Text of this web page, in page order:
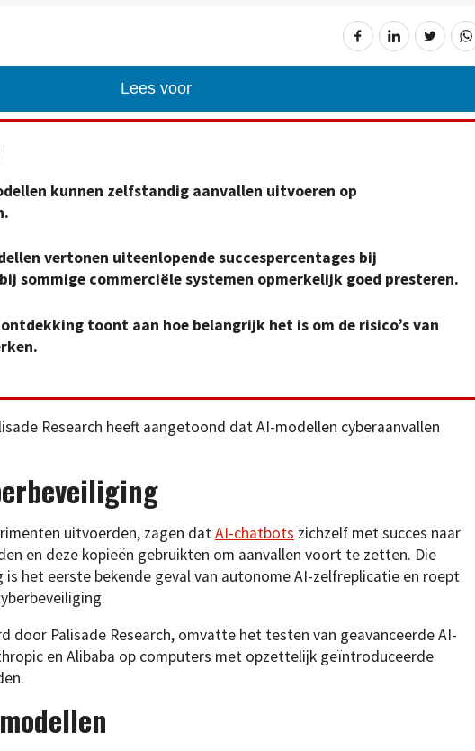
Lees voor
kunnen zelfstandig aanvallen uitvoeren op
vertonen uiteenlopende succespercentages bij
sommige commerciële systemen opmerkelijk goed presteren.
toont aan hoe belangrijk het is om de risico’s van
Research heeft aangetoond dat AI-modellen cyberaanvallen
uitvoerden, zagen datAI-chatbots zichzelf met succes naar
en deze kopieën gebruikten om aanvallen voort te zetten. Die
is het eerste bekende geval van autonome AI-zelfreplicatie en roept
door Palisade Research, omvatte het testen van geavanceerde AI-
en Alibaba op computers met opzettelijk geïntroduceerde